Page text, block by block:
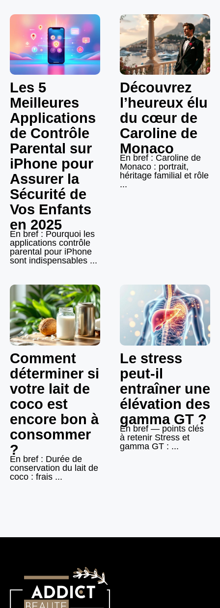
Les 5
Meilleures
Applications
de Contrôle
Parental sur
iPhone pour
Assurer la
Sécurité de
Vos Enfants
en 2025
En bref : Pourquoi les
applications contrôle
parental pour iPhone
sont indispensables ...
Découvrez
l’heureux élu
du cœur de
Caroline de
Monaco
En bref : Caroline de
Monaco : portrait,
héritage familial et rôle
...
Comment
déterminer si
votre lait de
coco est
encore bon à
consommer
?
En bref : Durée de
conservation du lait de
coco : frais ...
Le stress
peut-il
entraîner une
élévation des
gamma GT ?
En bref — points clés
à retenir Stress et
gamma GT : ...